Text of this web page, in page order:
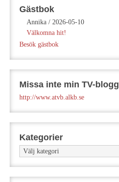
Gästbok
Annika / 2026-05-10
Välkomna hit!
Besök gästbok
Missa inte min TV-blogg
http://www.atvb.alkb.se
Kategorier
Kategorier